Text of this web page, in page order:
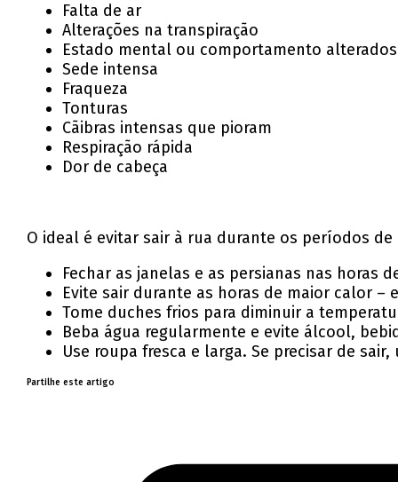
Falta de ar
Alterações na transpiração
Estado mental ou comportamento alterados
Sede intensa
Fraqueza
Tonturas
Cãibras intensas que pioram
Respiração rápida
Dor de cabeça
O ideal é evitar sair à rua durante os períodos
Fechar as janelas e as persianas nas
Evite sair durante as horas de maior calor –
Tome duches frios para diminuir a
Beba água regularmente e evite álcool,
Use roupa fresca e larga. Se precisar de
Partilhe este artigo